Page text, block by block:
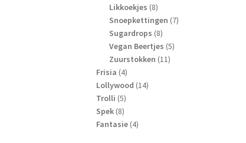
producten
Likkoekjes 88
producten
Snoepkettingen 77
Sugardrops 88
producten
Vegan Beertjes 55
Zuurstokken 1111
Frisia 44
producten
Lollywood 1414
Trolli 55
producten
Spek 88
producten
Fantasie 44